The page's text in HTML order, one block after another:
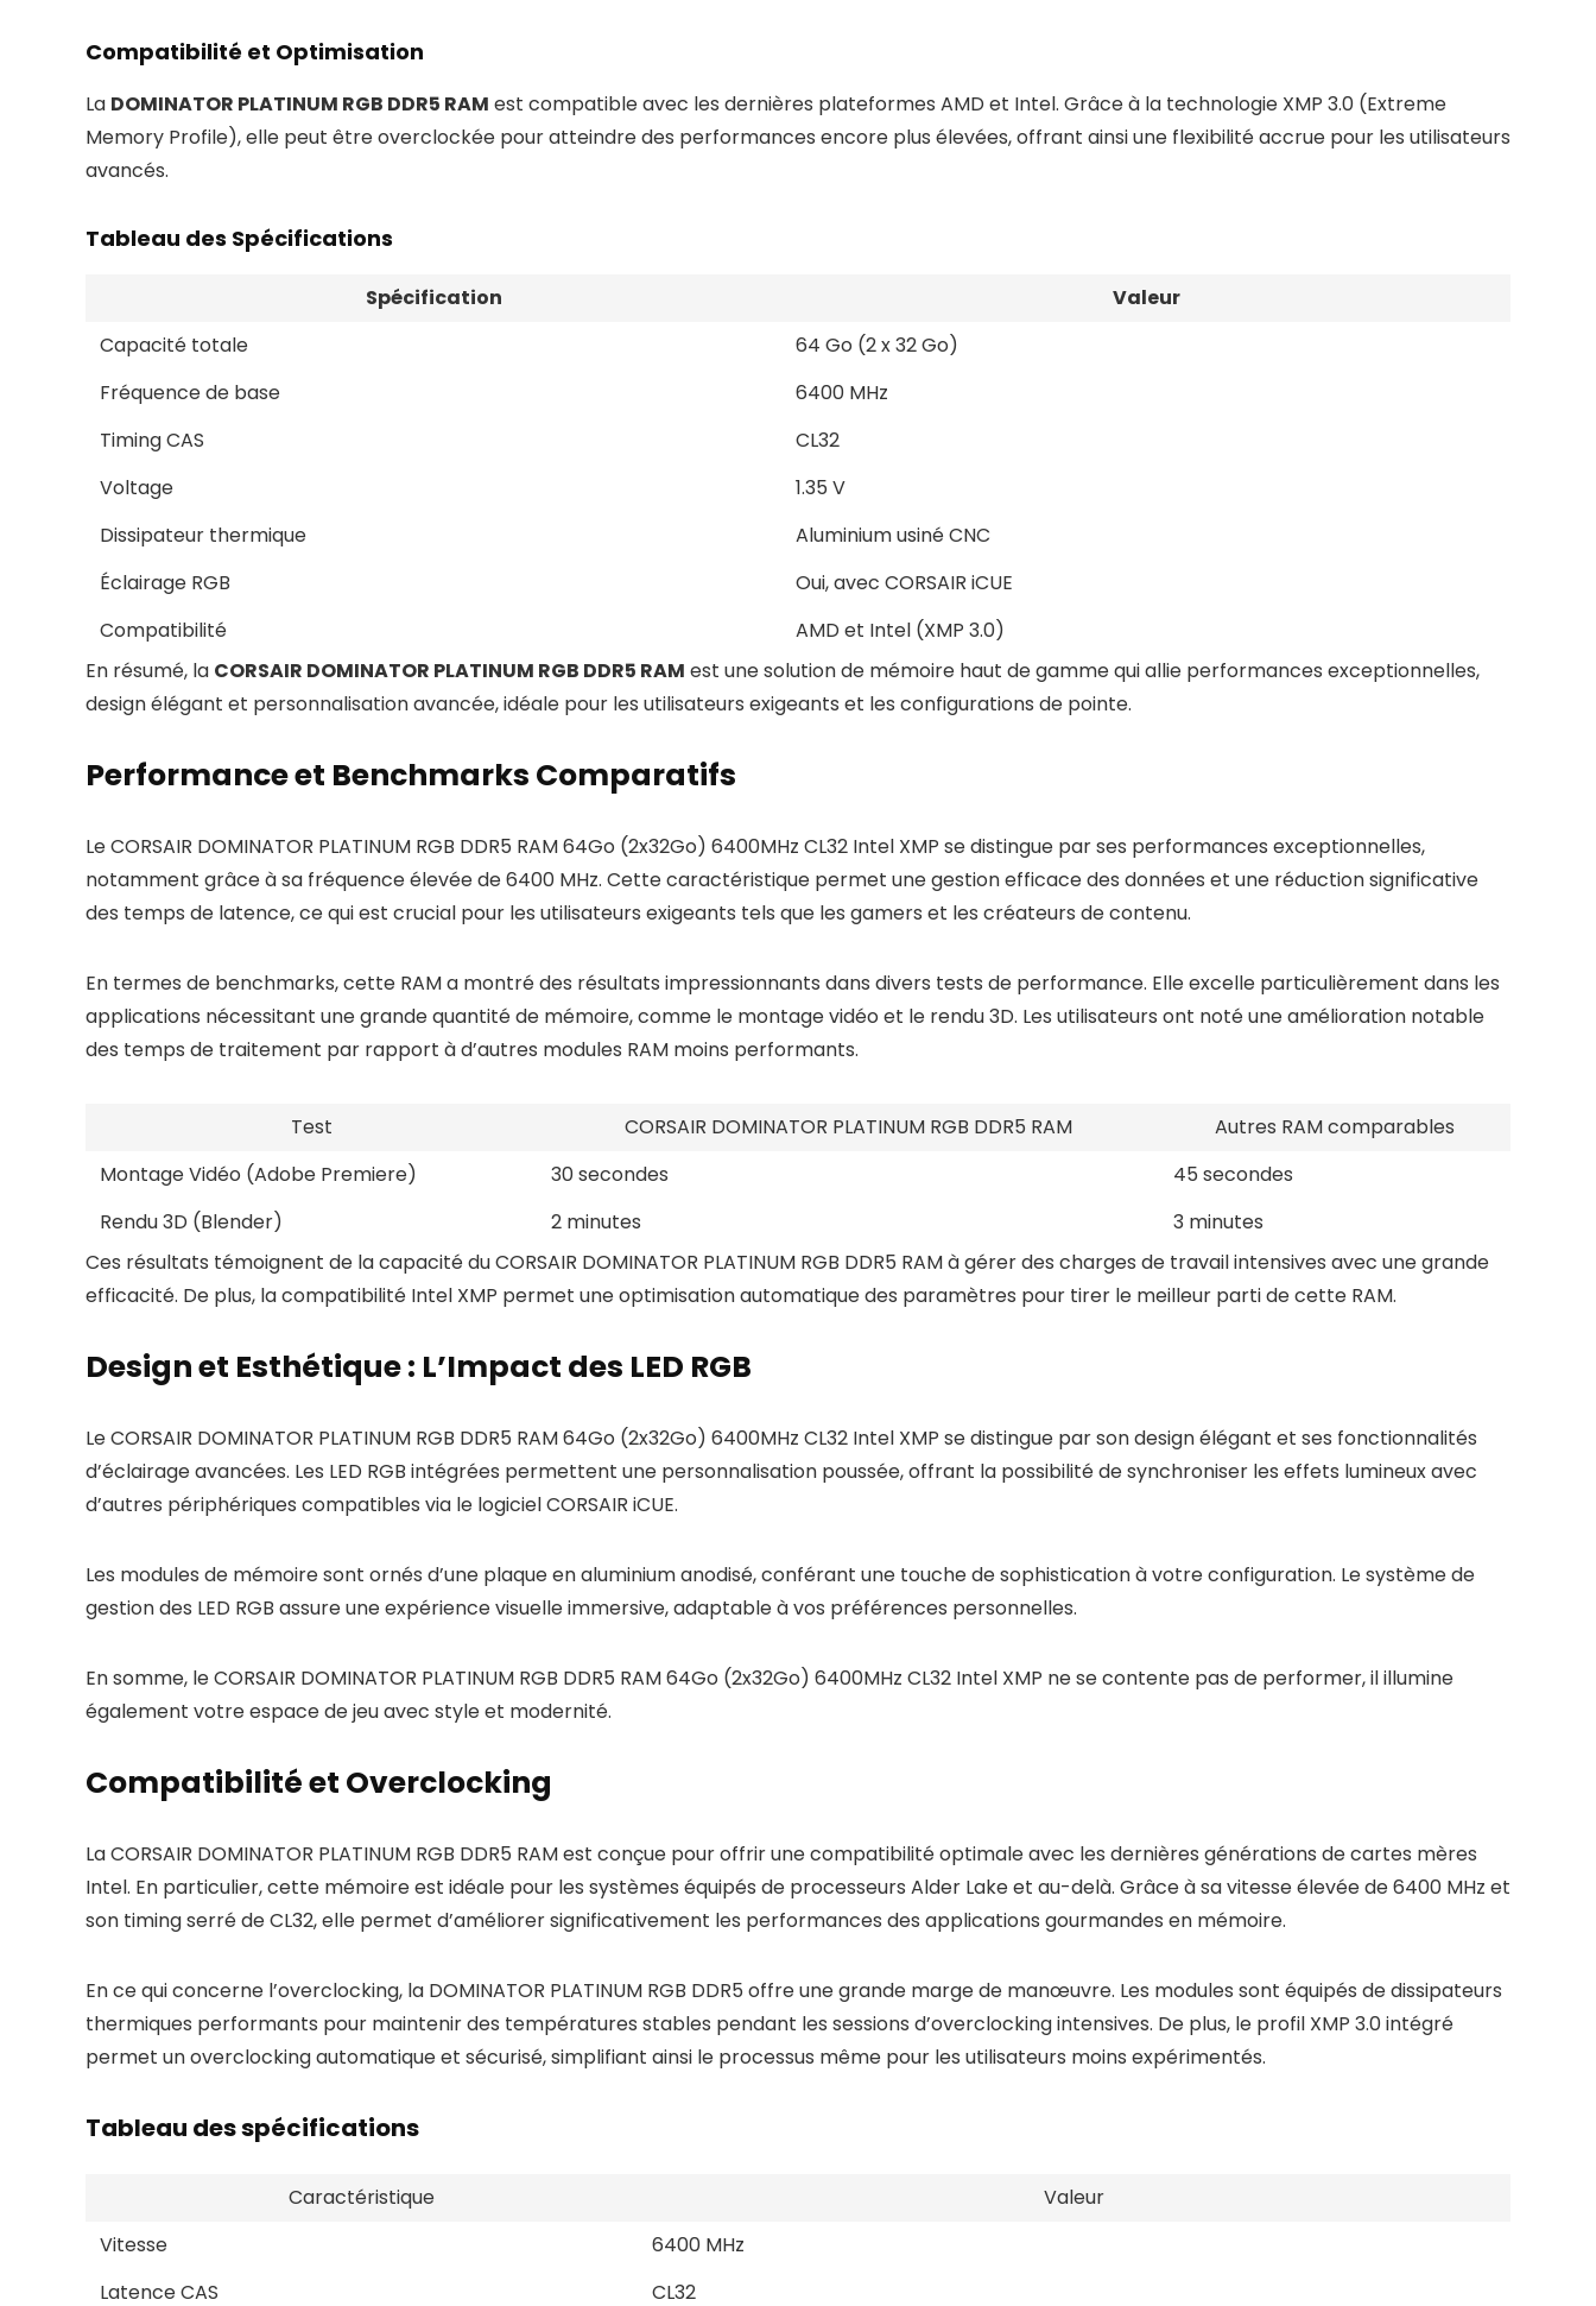
Compatibilité et Optimisation
La DOMINATOR PLATINUM RGB DDR5 RAM est compatible avec les dernières plateformes AMD et Intel. Grâce à la technologie XMP 3.0 (Extreme
Memory Profile), elle peut être overclockée pour atteindre des performances encore plus élevées, offrant ainsi une flexibilité accrue pour les utilisateurs
avancés.
Tableau des Spécifications
Spécification
Valeur
Capacité totale
64 Go (2 x 32 Go)
Fréquence de base
6400 MHz
Timing CAS
CL32
Voltage
1.35 V
Dissipateur thermique
Aluminium usiné CNC
Éclairage RGB
Oui, avec CORSAIR iCUE
Compatibilité
AMD et Intel (XMP 3.0)
En résumé, la CORSAIR DOMINATOR PLATINUM RGB DDR5 RAM est une solution de mémoire haut de gamme qui allie performances exceptionnelles,
design élégant et personnalisation avancée, idéale pour les utilisateurs exigeants et les configurations de pointe.
Performance et Benchmarks Comparatifs
Le CORSAIR DOMINATOR PLATINUM RGB DDR5 RAM 64Go (2x32Go) 6400MHz CL32 Intel XMP se distingue par ses performances exceptionnelles,
notamment grâce à sa fréquence élevée de 6400 MHz. Cette caractéristique permet une gestion efficace des données et une réduction significative
des temps de latence, ce qui est crucial pour les utilisateurs exigeants tels que les gamers et les créateurs de contenu.
En termes de benchmarks, cette RAM a montré des résultats impressionnants dans divers tests de performance. Elle excelle particulièrement dans les
applications nécessitant une grande quantité de mémoire, comme le montage vidéo et le rendu 3D. Les utilisateurs ont noté une amélioration notable
des temps de traitement par rapport à d’autres modules RAM moins performants.
Test CORSAIR DOMINATOR PLATINUM RGB DDR5 RAM
Autres RAM comparables
Montage Vidéo (Adobe Premiere)
30 secondes
45 secondes
Rendu 3D (Blender)
2 minutes
3 minutes
Ces résultats témoignent de la capacité du CORSAIR DOMINATOR PLATINUM RGB DDR5 RAM à gérer des charges de travail intensives avec une grande
efficacité. De plus, la compatibilité Intel XMP permet une optimisation automatique des paramètres pour tirer le meilleur parti de cette RAM.
Design et Esthétique : L’Impact des LED RGB
Le CORSAIR DOMINATOR PLATINUM RGB DDR5 RAM 64Go (2x32Go) 6400MHz CL32 Intel XMP se distingue par son design élégant et ses fonctionnalités
d’éclairage avancées. Les LED RGB intégrées permettent une personnalisation poussée, offrant la possibilité de synchroniser les effets lumineux avec
d’autres périphériques compatibles via le logiciel CORSAIR iCUE.
Les modules de mémoire sont ornés d’une plaque en aluminium anodisé, conférant une touche de sophistication à votre configuration. Le système de
gestion des LED RGB assure une expérience visuelle immersive, adaptable à vos préférences personnelles.
En somme, le CORSAIR DOMINATOR PLATINUM RGB DDR5 RAM 64Go (2x32Go) 6400MHz CL32 Intel XMP ne se contente pas de performer, il illumine
également votre espace de jeu avec style et modernité.
Compatibilité et Overclocking
La CORSAIR DOMINATOR PLATINUM RGB DDR5 RAM est conçue pour offrir une compatibilité optimale avec les dernières générations de cartes mères
Intel. En particulier, cette mémoire est idéale pour les systèmes équipés de processeurs Alder Lake et au-delà. Grâce à sa vitesse élevée de 6400 MHz et
son timing serré de CL32, elle permet d’améliorer significativement les performances des applications gourmandes en mémoire.
En ce qui concerne l’overclocking, la DOMINATOR PLATINUM RGB DDR5 offre une grande marge de manœuvre. Les modules sont équipés de dissipateurs
thermiques performants pour maintenir des températures stables pendant les sessions d’overclocking intensives. De plus, le profil XMP 3.0 intégré
permet un overclocking automatique et sécurisé, simplifiant ainsi le processus même pour les utilisateurs moins expérimentés.
Tableau des spécifications
Caractéristique
Valeur
Vitesse
6400 MHz
Latence CAS
CL32